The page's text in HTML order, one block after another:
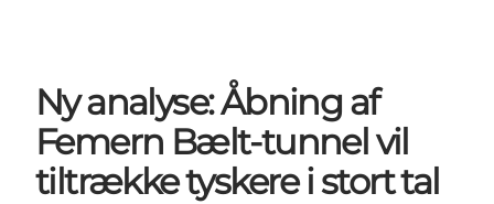
Ny analyse: Åbning af
Femern Bælt-tunnel vil
tiltrække tyskere i stort tal